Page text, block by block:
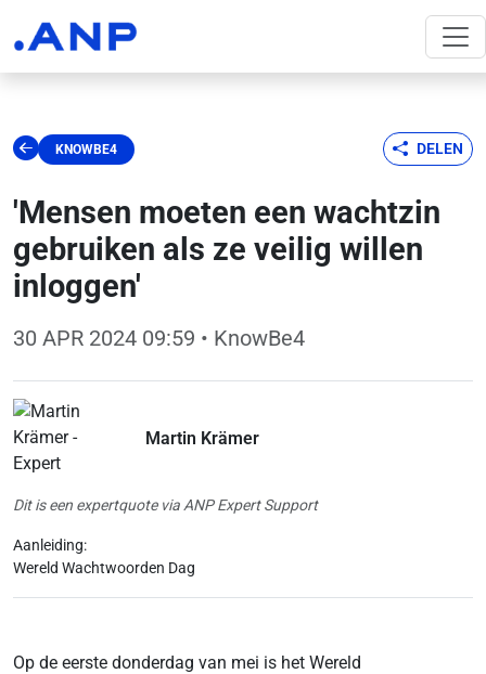
KNOWBE4 DELEN
'Mensen moeten een wachtzin
gebruiken als ze veilig willen
inloggen'
30 APR 2024 09:59 • KnowBe4
Martin Krämer
Dit is een expertquote via ANP Expert Support
Aanleiding:
Wereld Wachtwoorden Dag
Op de eerste donderdag van mei is het Wereld